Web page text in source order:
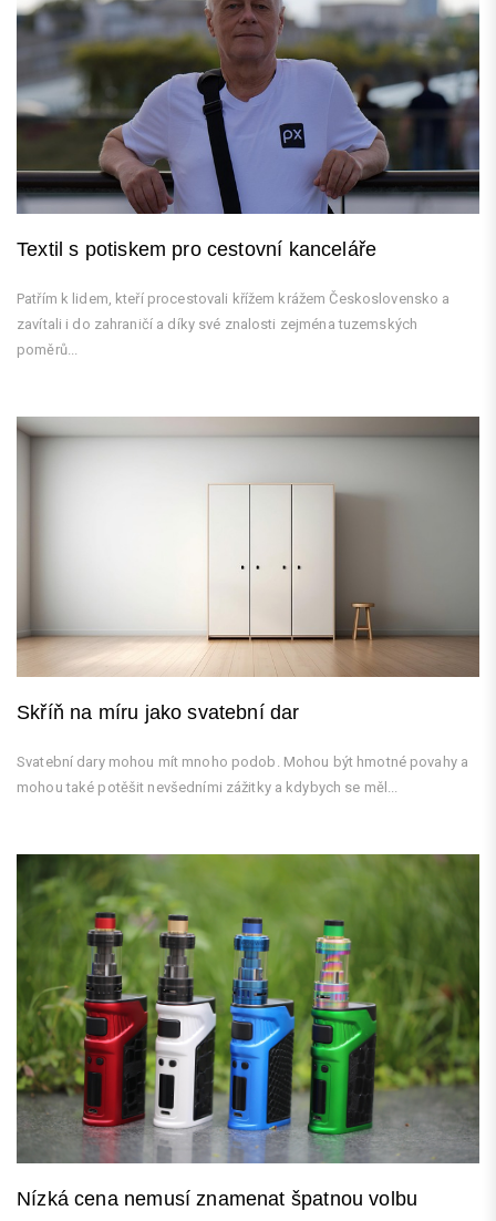
Textil s potiskem pro cestovní kanceláře
Patřím k lidem, kteří procestovali křížem krážem Československo a
zavítali i do zahraničí a díky své znalosti zejména tuzemských
poměrů...
Skříň na míru jako svatební dar
Svatební dary mohou mít mnoho podob. Mohou být hmotné povahy a
mohou také potěšit nevšedními zážitky a kdybych se měl...
Nízká cena nemusí znamenat špatnou volbu